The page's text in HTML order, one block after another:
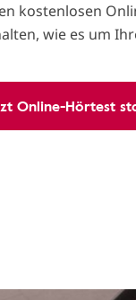
kostenlosen
wie es um
Online-Hörtest